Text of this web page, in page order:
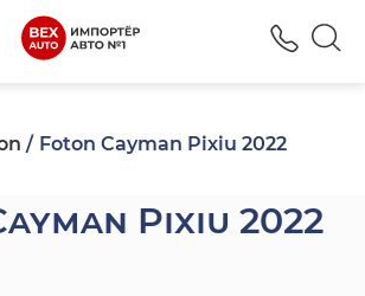
Foton Cayman Pixiu 2022
Pixiu 2022